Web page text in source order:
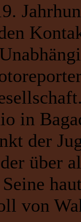
in
der
über
von